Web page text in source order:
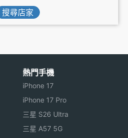
搜尋店家
熱門手機
iPhone 17
iPhone 17 Pro
三星 S26 Ultra
三星 A57 5G